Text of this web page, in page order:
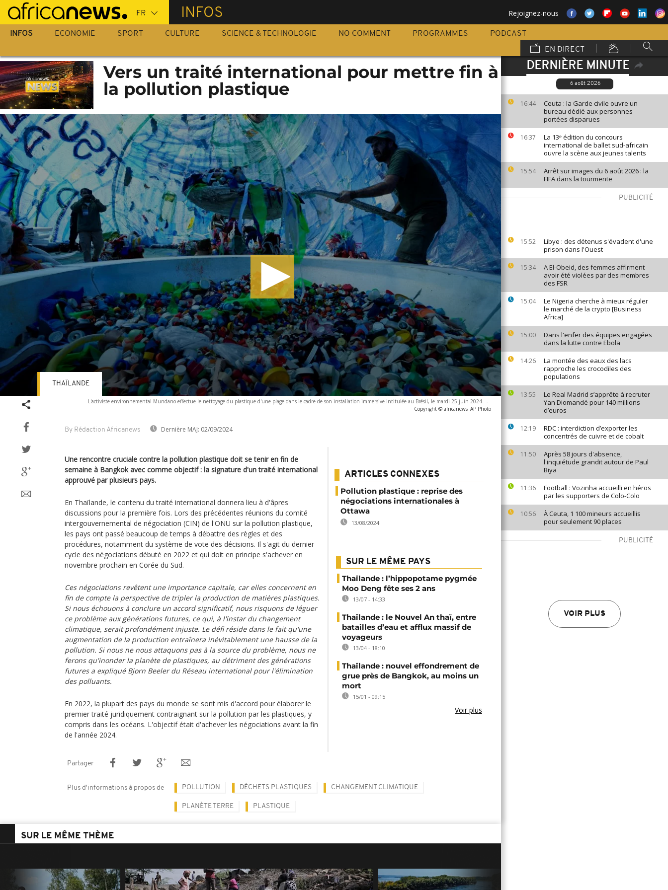
Passer
au
contenu
INFOS Rejoignez-nous
INFOS ECONOMIE SPORT CULTURE SCIENCE & TECHNOLOGIE NO COMMENT PROGRAMMES
PODCAST
EN DIRECT
DERNIÈRE MINUTE
6 août 2026
16:44
Ceuta : la Garde civile ouvre un
bureau dédié aux personnes
portées disparues
16:37
La 13ᵉ édition du concours
international de ballet sud-africain
ouvre la scène aux jeunes talents
15:54
Arrêt sur images du 6 août 2026 : la
FIFA dans la tourmente
PUBLICITÉ
15:52
Libye : des détenus s'évadent d'une
prison dans l'Ouest
15:34
A El-Obeid, des femmes affirment
avoir été violées par des membres
des FSR
15:04
Le Nigeria cherche à mieux réguler
le marché de la crypto [Business
Africa]
15:00
Dans l'enfer des équipes engagées
dans la lutte contre Ebola
14:26
La montée des eaux des lacs
rapproche les crocodiles des
populations
13:55
Le Real Madrid s’apprête à recruter
Yan Diomandé pour 140 millions
d’euros
12:19
RDC : interdiction d’exporter les
concentrés de cuivre et de cobalt
11:50
Après 58 jours d'absence,
l'inquiétude grandit autour de Paul
Biya
11:36
Football : Vozinha accueilli en héros
par les supporters de Colo-Colo
10:56
À Ceuta, 1 100 mineurs accueillis
pour seulement 90 places
PUBLICITÉ
VOIR PLUS
Vers un traité international pour mettre fin à
la pollution plastique
L'activiste environnemental Mundano effectue le nettoyage du plastique d'une plage dans le cadre de son installation immersive intitulée au Brésil, le mardi 25 juin 2024. -
Copyright © africanews AP Photo
By Rédaction Africanews Dernière MAJ: 02/09/2024
THAÏLANDE
Une rencontre cruciale contre la pollution plastique doit se tenir en fin de
semaine à Bangkok avec comme objectif : la signature d'un traité international
approuvé par plusieurs pays.
En Thaïlande, le contenu du traité international donnera lieu à d'âpres
discussions pour la première fois. Lors des précédentes réunions du comité
intergouvernemental de négociation (CIN) de l'ONU sur la pollution plastique,
les pays ont passé beaucoup de temps à débattre des règles et des
procédures, notamment du système de vote des décisions. Il s'agit du dernier
cycle des négociations débuté en 2022 et qui doit en principe s'achever en
novembre prochain en Corée du Sud.
Ces négociations revêtent une importance capitale, car elles concernent en
fin de compte la perspective de tripler la production de matières plastiques.
Si nous échouons à conclure un accord significatif, nous risquons de léguer
ce problème aux générations futures, ce qui, à l'instar du changement
climatique, serait profondément injuste. Le défi réside dans le fait qu'une
augmentation de la production entraînera inévitablement une hausse de la
pollution. Si nous ne nous attaquons pas à la source du problème, nous ne
ferons qu'inonder la planète de plastiques, au détriment des générations
futures a expliqué Bjorn Beeler du Réseau international pour l'élimination
des polluants.
En 2022, la plupart des pays du monde se sont mis d'accord pour élaborer le
premier traité juridiquement contraignant sur la pollution par les plastiques, y
compris dans les océans. L'objectif était d'achever les négociations avant la fin
de l'année 2024.
ARTICLES CONNEXES
Pollution plastique : reprise des
négociations internationales à
Ottawa
13/08/2024
SUR LE MÊME PAYS
Thaïlande : l’hippopotame pygmée
Moo Deng fête ses 2 ans
13/07 - 14:33
Thaïlande : le Nouvel An thaï, entre
batailles d’eau et afflux massif de
voyageurs
13/04 - 18:10
Thaïlande : nouvel effondrement de
grue près de Bangkok, au moins un
mort
15/01 - 09:15
Voir plus
Partager
Plus d'informations à propos de POLLUTION DÉCHETS PLASTIQUES CHANGEMENT CLIMATIQUE
PLANÈTE TERRE PLASTIQUE
SUR LE MÊME THÈME